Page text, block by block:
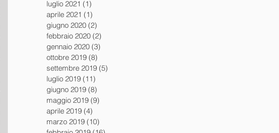
luglio 2021 (1)
aprile 2021 (1)
giugno 2020 (2)
febbraio 2020 (2)
gennaio 2020 (3)
ottobre 2019 (8)
settembre 2019 (5)
luglio 2019 (11)
giugno 2019 (8)
maggio 2019 (9)
aprile 2019 (4)
marzo 2019 (10)